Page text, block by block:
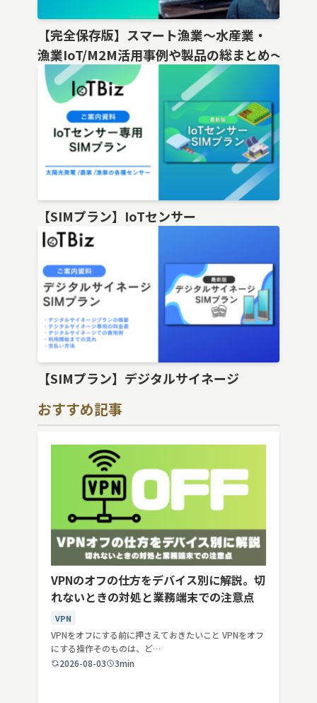
【完全保存版】スマート漁業〜水産業・
漁業IoT/M2M活用事例や製品の総まとめ〜
【SIMプラン】IoTセンサー
【SIMプラン】デジタルサイネージ
おすすめ記事
VPNのオフの仕方をデバイス別に解説。切
れないときの対処と業務端末での注意点
VPN
VPNをオフにする前に押さえておきたいこと VPNをオフ
にする操作そのものは、ど…
2026-08-03
3min